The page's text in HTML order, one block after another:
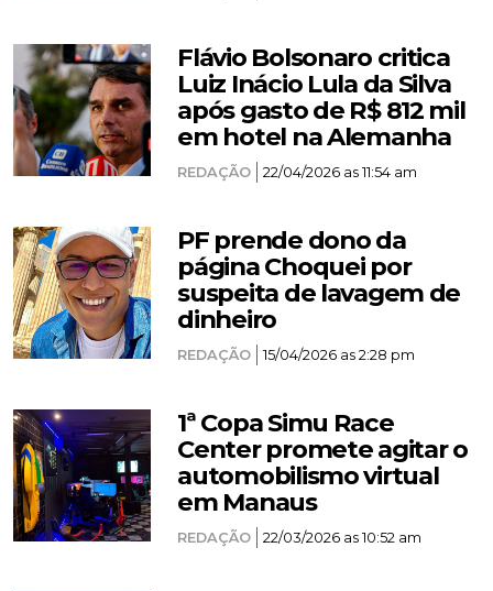
Flávio Bolsonaro critica
Luiz Inácio Lula da Silva
após gasto de R$ 812 mil
em hotel na Alemanha
REDAÇÃO 22/04/2026 as 11:54 am
PF prende dono da
página Choquei por
suspeita de lavagem de
dinheiro
REDAÇÃO 15/04/2026 as 2:28 pm
1ª Copa Simu Race
Center promete agitar o
automobilismo virtual
em Manaus
REDAÇÃO 22/03/2026 as 10:52 am